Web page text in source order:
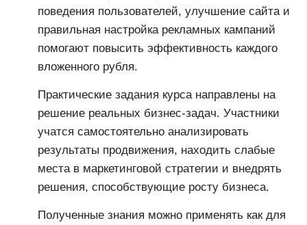
поведения пользователей, улучшение сайта и
правильная настройка рекламных кампаний
помогают повысить эффективность каждого
вложенного рубля.
Практические задания курса направлены на
решение реальных бизнес-задач. Участники
учатся самостоятельно анализировать
результаты продвижения, находить слабые
места в маркетинговой стратегии и внедрять
решения, способствующие росту бизнеса.
Полученные знания можно применять как для